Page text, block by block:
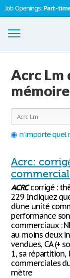
Job Openings:Part-
S'inscrire
Se connecter
Contactez-nous
Acrc Lm
n'importe quel
Acrc:
ACRCcorrigé :
229 Indiquez
d’une unité
performance
commerciaux :
au moins deux
vendues, CA (+
1, sa répartition,
commerciales
mètre